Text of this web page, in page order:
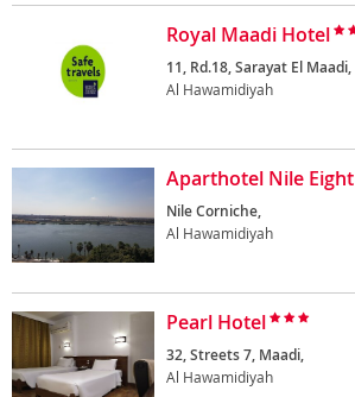
Royal Maadi Hotel
11, Rd.18, Sarayat El Maadi,
Al Hawamidiyah
Aparthotel Nile Eight
Nile Corniche,
Al Hawamidiyah
Pearl Hotel
32, Streets 7, Maadi,
Al Hawamidiyah